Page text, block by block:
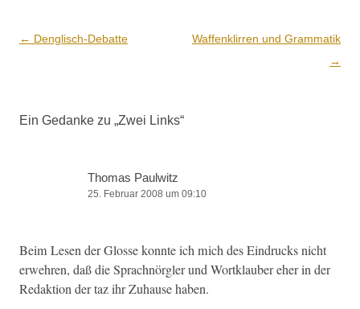
Beitrags-
← Denglisch-Debatte
Waffenklirren und Grammatik
→
Ein Gedanke zu „Zwei Links“
Thomas Paulwitz
25. Februar 2008 um 09:10
Beim Lesen der Glosse kon­nte ich mich des Ein­drucks nicht
erwehren, daß die Sprach­nör­gler und Wortk­lauber eher in der
Redak­tion der taz ihr Zuhause haben.